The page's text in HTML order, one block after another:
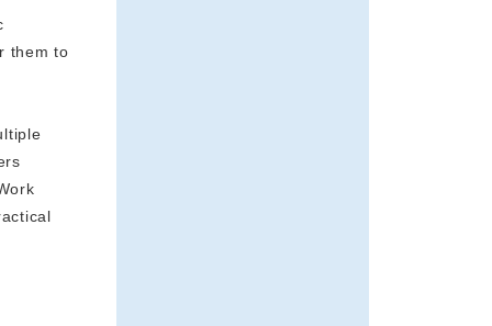
them to